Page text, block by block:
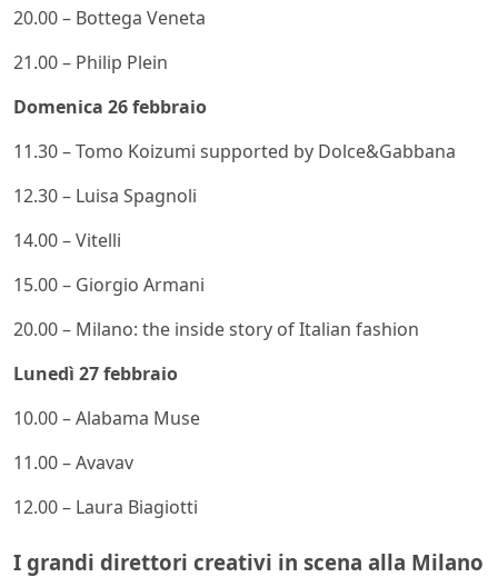
20.00 – Bottega Veneta
21.00 – Philip Plein
Domenica 26 febbraio
11.30 – Tomo Koizumi supported by Dolce&Gabbana
12.30 – Luisa Spagnoli
14.00 – Vitelli
15.00 – Giorgio Armani
20.00 – Milano: the inside story of Italian fashion
Lunedì 27 febbraio
10.00 – Alabama Muse
11.00 – Avavav
12.00 – Laura Biagiotti
I grandi direttori creativi in scena alla Milano